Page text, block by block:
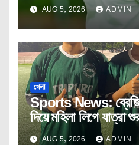
AUG 5, 2026 ADMIN
খেলা
Sports News:
দিয়ে মহিলা লিগে যাত্রা
আশ্রমের।
AUG 5, 2026 ADMIN